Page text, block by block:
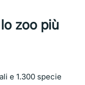
zoo più
e 1.300 specie